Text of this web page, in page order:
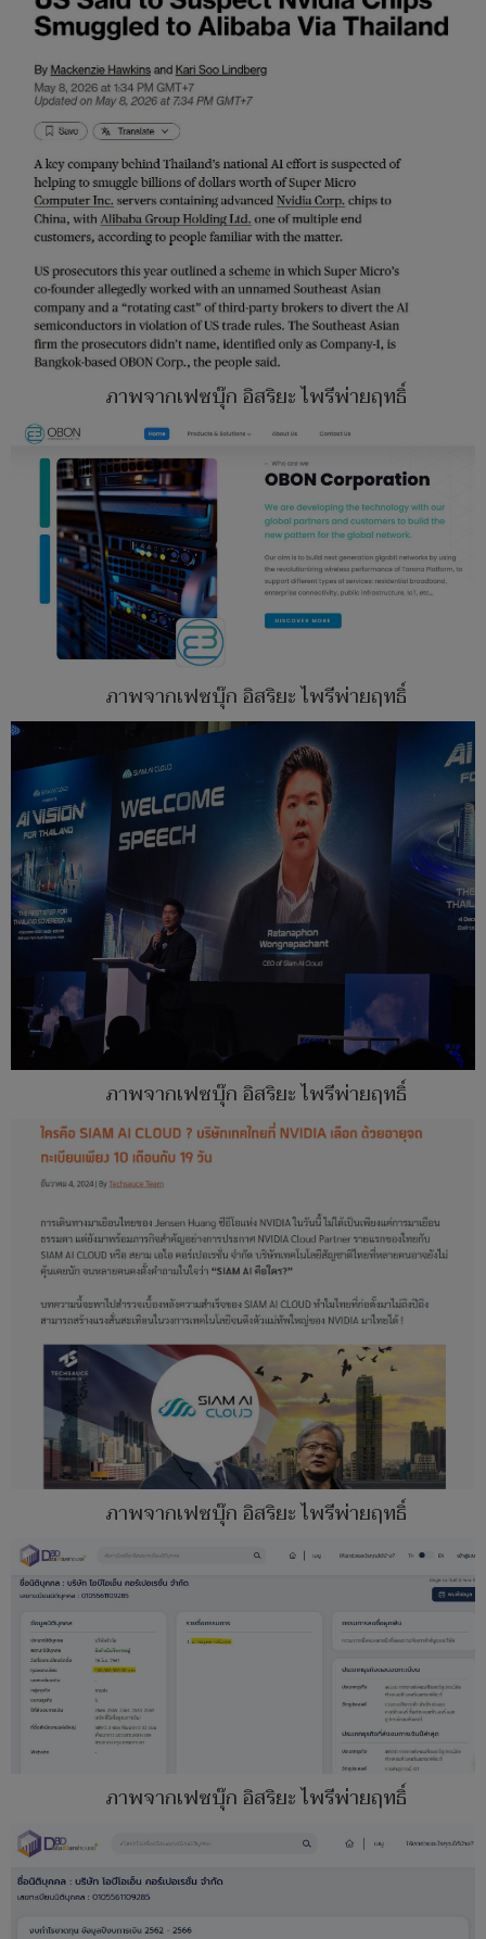
ภาพจากเฟซบุ๊ก อิสริยะ ไพรีพ่ายฤทธิ์
ภาพจากเฟซบุ๊ก อิสริยะ ไพรีพ่ายฤทธิ์
ภาพจากเฟซบุ๊ก อิสริยะ ไพรีพ่ายฤทธิ์
ภาพจากเฟซบุ๊ก อิสริยะ ไพรีพ่ายฤทธิ์
ภาพจากเฟซบุ๊ก อิสริยะ ไพรีพ่ายฤทธิ์